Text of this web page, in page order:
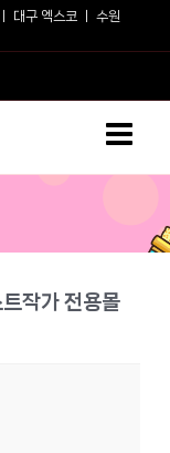
대구 엑스코
수원
작가 전용몰